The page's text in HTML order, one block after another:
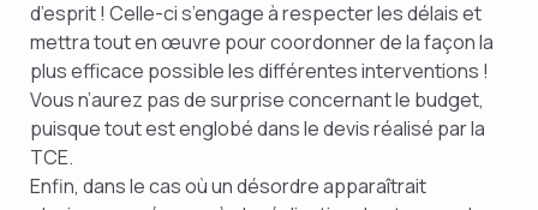
d’esprit ! Celle-ci s’engage à respecter les délais et
mettra tout en œuvre pour coordonner de la façon la
plus efficace possible les différentes interventions !
Vous n’aurez pas de surprise concernant le budget,
puisque tout est englobé dans le devis réalisé par la
TCE.
Enfin, dans le cas où un désordre apparaîtrait